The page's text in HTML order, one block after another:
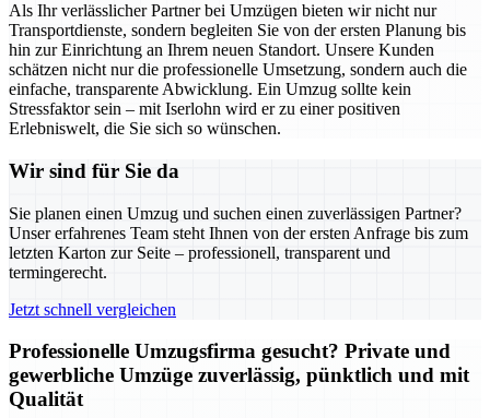
Als Ihr verlässlicher Partner bei Umzügen bieten wir nicht nur
Transportdienste, sondern begleiten Sie von der ersten Planung bis
hin zur Einrichtung an Ihrem neuen Standort. Unsere Kunden
schätzen nicht nur die professionelle Umsetzung, sondern auch die
einfache, transparente Abwicklung. Ein Umzug sollte kein
Stressfaktor sein – mit Iserlohn wird er zu einer positiven
Erlebniswelt, die Sie sich so wünschen.
Wir sind für Sie da
Sie planen einen Umzug und suchen einen zuverlässigen Partner?
Unser erfahrenes Team steht Ihnen von der ersten Anfrage bis zum
letzten Karton zur Seite – professionell, transparent und
termingerecht.
Jetzt schnell vergleichen
Professionelle Umzugsfirma gesucht? Private und
gewerbliche Umzüge zuverlässig, pünktlich und mit
Qualität